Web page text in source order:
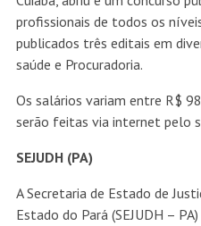
profissionais de todos os
publicados três editais em
saúde e Procuradoria.
Os salários variam entre R$
serão feitas via internet pelo
SEJUDH (PA)
A Secretaria de Estado de
Estado do Pará (SEJUDH –